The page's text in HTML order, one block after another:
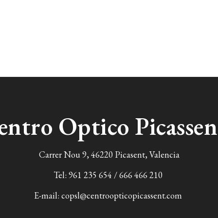
Optico
Carrer Nou 9, 46220 Picasent, Valencia
Tel: 961 235 654 /666 466 210
E-mail: copsl@centroopticopicassent.com